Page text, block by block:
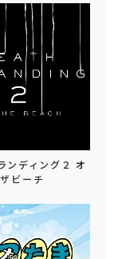
ンディング２ オ
ビーチ